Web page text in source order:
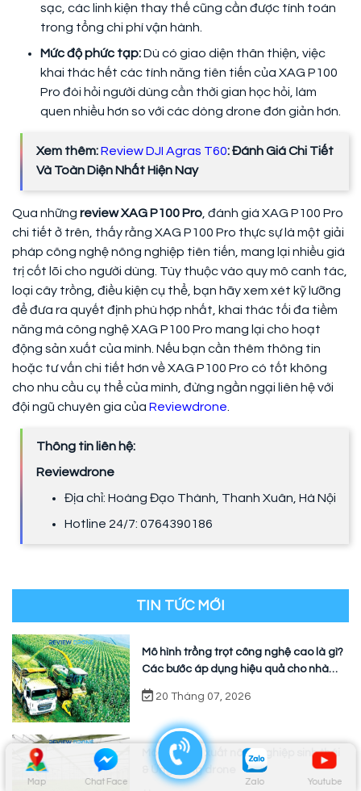
Map Chat Face Zalo Youtube
sạc, các linh kiện thay thế cũng cần được tính toán
trong tổng chi phí vận hành.
Mức độ phức tạp:Dù có giao diện thân thiện, việc
khai thác hết các tính năng tiên tiến của XAG P100
Pro đòi hỏi người dùng cần thời gian học hỏi, làm
quen nhiều hơn so với các dòng drone đơn giản hơn.
Xem thêm:Review DJI Agras T60: Đánh Giá Chi Tiết
Và Toàn Diện Nhất Hiện Nay
Qua những review XAG P100 Pro , đánh giá XAG P100 Pro
chi tiết ở trên, thấy rằng XAG P100 Pro thực sự là một giải
pháp công nghệ nông nghiệp tiên tiến, mang lại nhiều giá
trị cốt lõi cho người dùng. Tùy thuộc vào quy mô canh tác,
loại cây trồng, điều kiện cụ thể, bạn hãy xem xét kỹ lưỡng
để đưa ra quyết định phù hợp nhất, khai thác tối đa tiềm
năng mà công nghệ XAG P100 Pro mang lại cho hoạt
động sản xuất của mình. Nếu bạn cần thêm thông tin
hoặc tư vấn chi tiết hơn về XAG P100 Pro có tốt không
cho nhu cầu cụ thể của mình, đừng ngần ngại liên hệ với
đội ngũ chuyên gia của Reviewdrone
Thông tin liên hệ:
Reviewdrone
Địa chỉ: Hoàng Đạo Thành, Thanh Xuân, Hà Nội
Hotline 24/7: 0764390186
TIN TỨC MỚI
Mô hình trồng trọt công nghệ cao là gì?
Các bước áp dụng hiệu quả cho nhà
vườn
20 Tháng 07, 2026
Mô hình sản xuất nông nghiệp sinh thái
& Ứng dụng drone